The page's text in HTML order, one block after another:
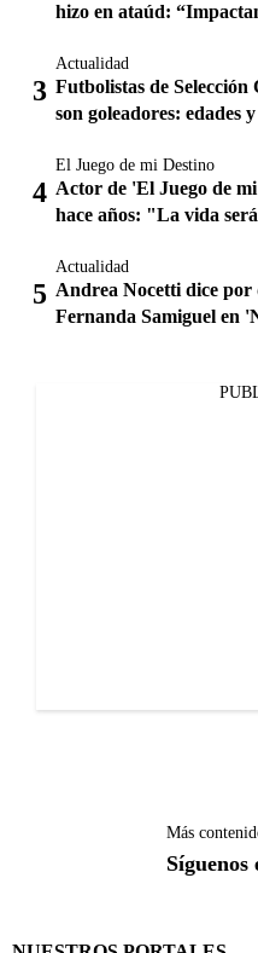
hizo en ataúd:
Actualidad
Futbolistas de Selección
son goleadores: edades
El Juego de mi Destino
Actor de 'El Juego de
hace años: "La vida
Actualidad
Andrea Nocetti dice por
Fernanda Samiguel en
Más
Síguenos